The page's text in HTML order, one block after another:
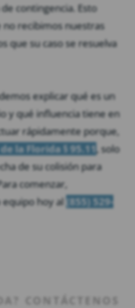
contingencia. Esto
recibimos nuestras
que su caso se resuelva
explicar qué es un
y qué influencia tiene en
rápidamente porque,
la Florida § 95.11 , solo
de su colisión para
comenzar,
hoy al (855) 529-
CONTÁCTENOS